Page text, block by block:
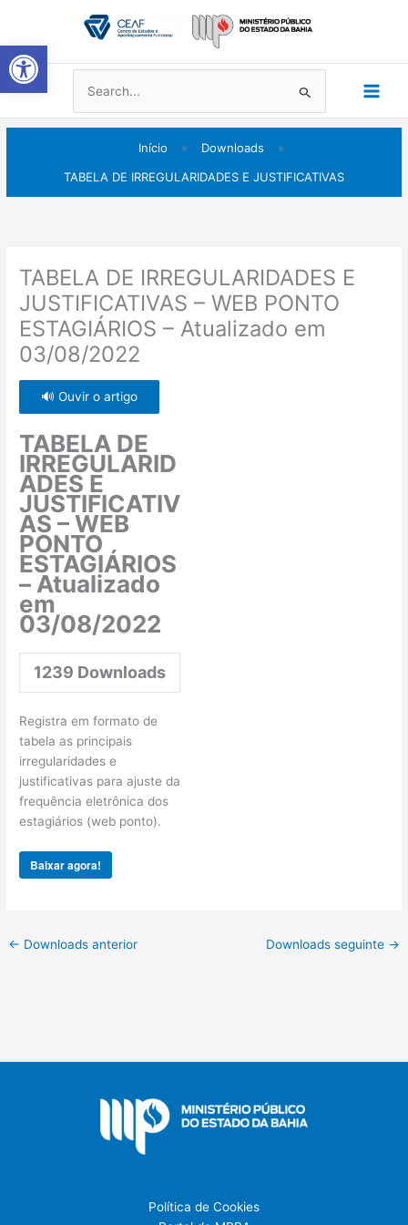
o
conteúdo
Pesquisar
por:
Início » Downloads
»
TABELA DE IRREGULARIDADES E JUSTIFICATIVAS
TABELA DE IRREGULARIDADES E
JUSTIFICATIVAS – WEB PONTO
ESTAGIÁRIOS – Atualizado em
03/08/2022
🔊 Ouvir o artigo
TABELA DE
IRREGULARID
ADES E
JUSTIFICATIV
AS – WEB
PONTO
ESTAGIÁRIOS
– Atualizado
em
03/08/2022
1239 Downloads
Registra em formato de
tabela as principais
irregularidades e
justificativas para ajuste da
frequência eletrônica dos
estagiários (web ponto).
Baixar agora!
← Downloads anterior Downloads seguinte →
Política de Cookies
Abrir a barra de ferramentas